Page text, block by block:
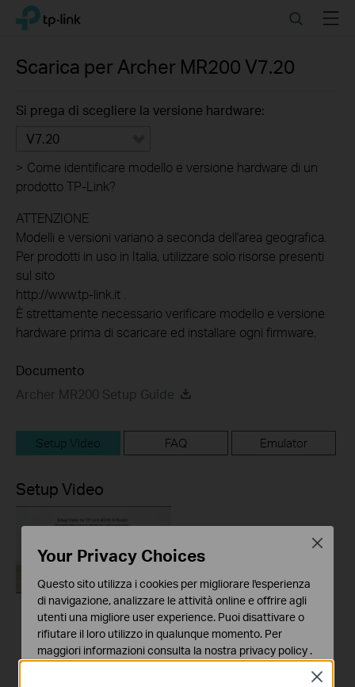
Click
navigation
TP-Link, Reliably Smart SearchMenu
Scarica per Archer MR200 V7.20
Si prega di scegliere la versione hardware:
V7.20
> Come identificare modello e versione hardware di un
prodotto TP-Link?
ATTENZIONE
Modelli e versioni variano a seconda dell'area geografica.
Per prodotti in uso in Italia, utilizzare solo risorse presenti
sul sito
http://www.tp-link.it .
È strettamente necessario verificare modello e versione
hardware prima di scaricare ed installare ogni firmware.
Documento
Archer MR200 Setup Guide
Setup Video FAQ Emulator
Setup Video
How to Set up TP-
Link 4G WiFi Router
Close
Your Privacy Choices
Questo sito utilizza i cookies per migliorare l'esperienza
di navigazione, analizzare le attività online e offrire agli
utenti una migliore user experience. Puoi disattivare o
rifiutare il loro utilizzo in qualunque momento. Per
maggiori informazioni consulta la nostra privacy policy .
Close